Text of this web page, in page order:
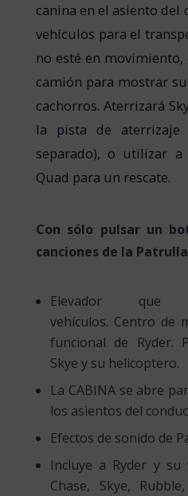
canina en el asiento del
vehículos para el
no esté en
camión para mostrar
cachorros. Aterrizará
la pista de
separado), o utilizar
Quad para un rescate.
Con sólo pulsar un
canciones de la
Elevador que
vehículos. Centro de
funcional de Ryder.
Skye y su helicoptero.
La CABINA se abre
los asientos del
Efectos de sonido de
Incluye a Ryder y su
Chase, Skye,